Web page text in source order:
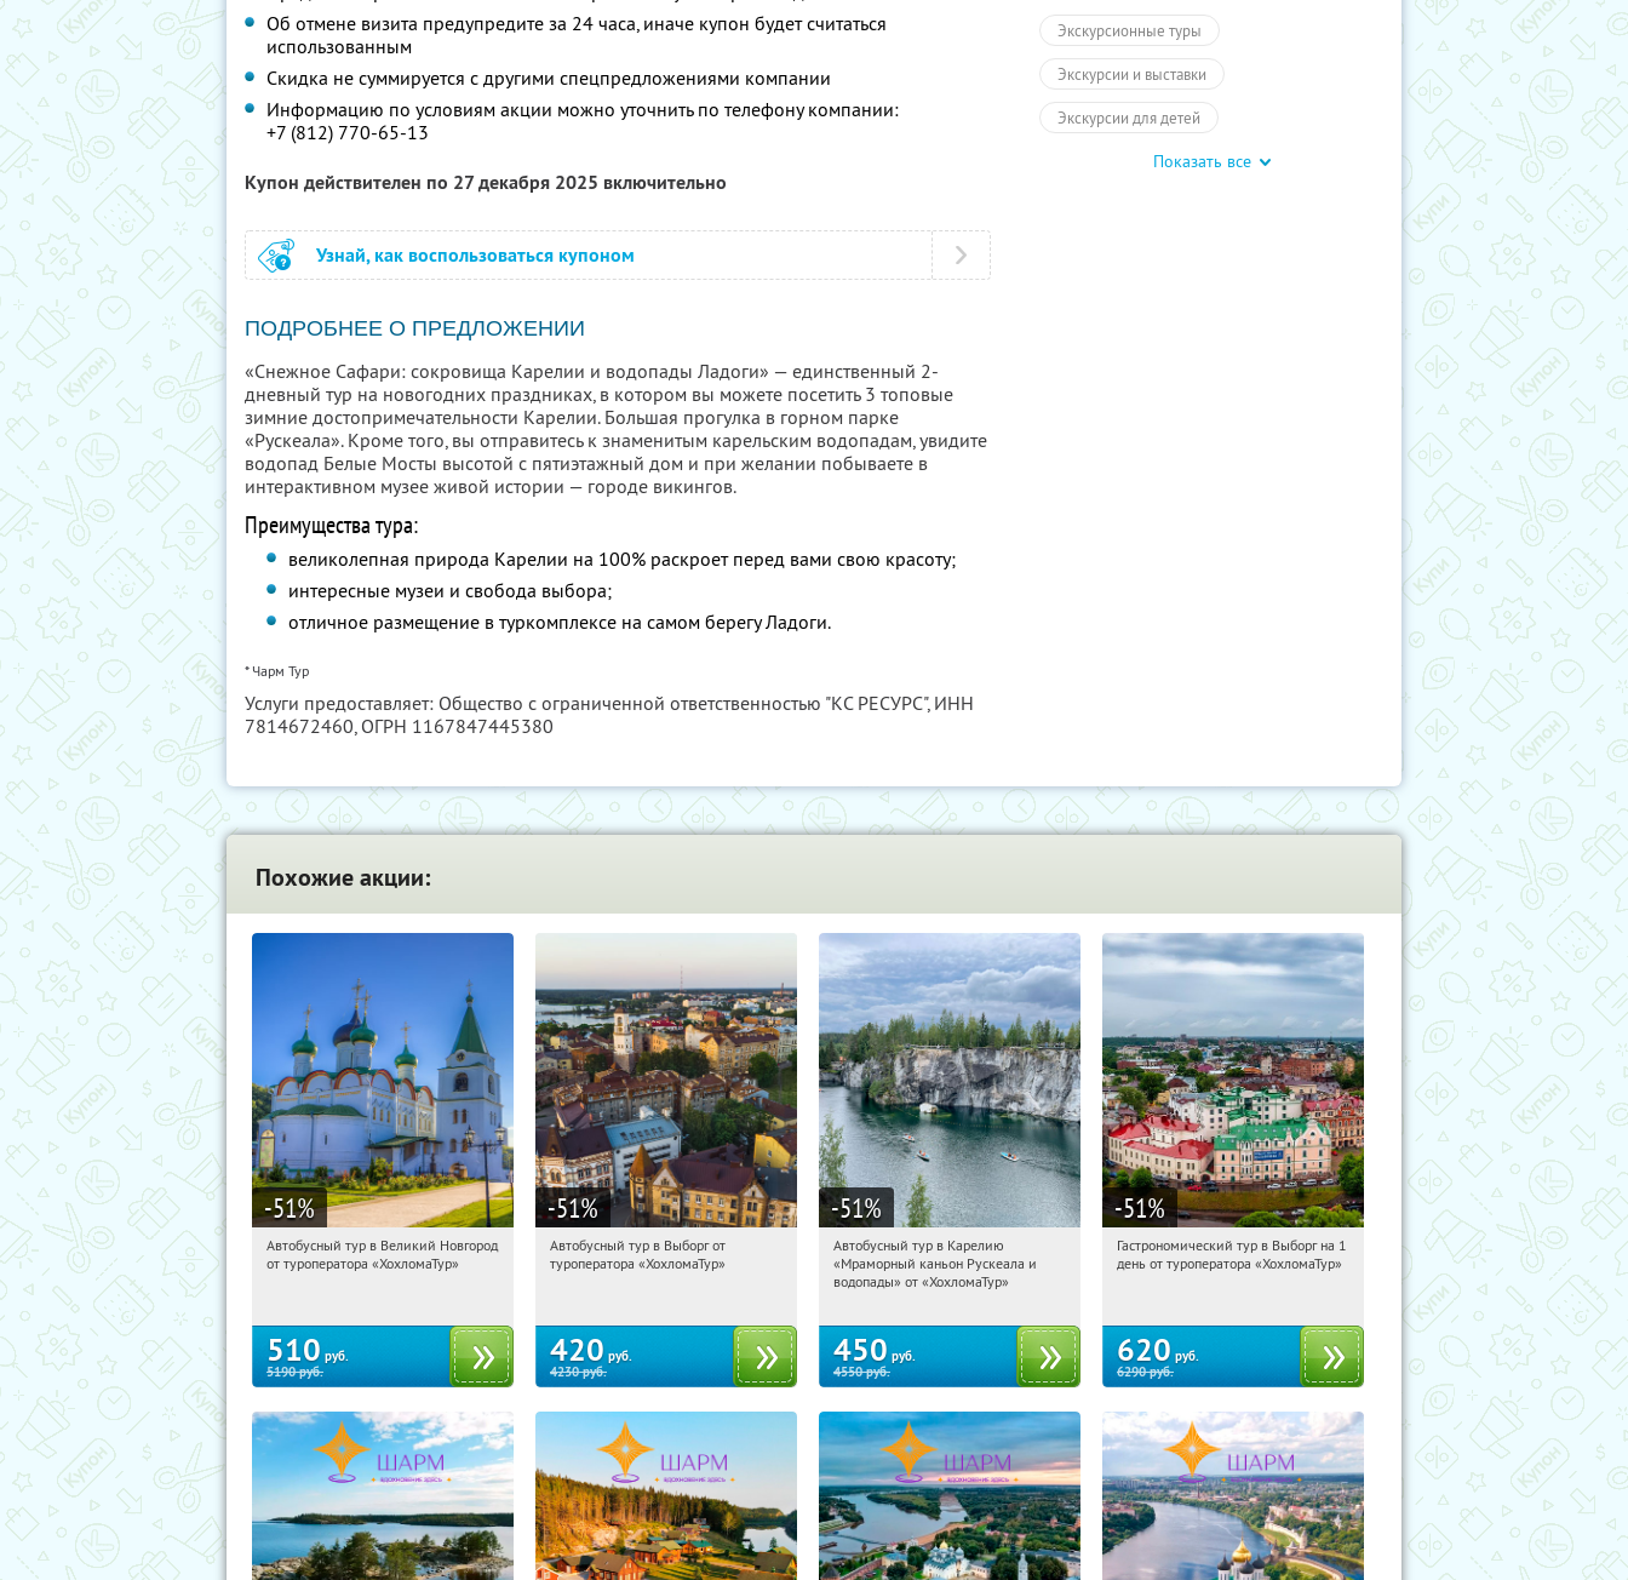
Об отмене визита предупредите за 24 часа, иначе купон будет считаться
использованным
Скидка не суммируется с другими спецпредложениями компании
Информацию по условиям акции можно уточнить по телефону компании:
+7 (812) 770-65-13
Купон действителен по 27 декабря 2025 включительно
Узнай, как воспользоваться купоном
ПОДРОБНЕЕ О ПРЕДЛОЖЕНИИ
«Снежное Сафари: сокровища Карелии и водопады Ладоги» — единственный 2-
дневный тур на новогодних праздниках, в котором вы можете посетить 3 топовые
зимние достопримечательности Карелии. Большая прогулка в горном парке
«Рускеала». Кроме того, вы отправитесь к знаменитым карельским водопадам, увидите
водопад Белые Мосты высотой с пятиэтажный дом и при желании побываете в
интерактивном музее живой истории — городе викингов.
Преимущества тура:
великолепная природа Карелии на 100% раскроет перед вами свою красоту;
интересные музеи и свобода выбора;
отличное размещение в туркомплексе на самом берегу Ладоги.
* Чарм Тур
Услуги предоставляет: Общество с ограниченной ответственностью "КС РЕСУРС", ИНН
7814672460, ОГРН 1167847445380
Экскурсионные туры
Экскурсии и выставки
Экскурсии для детей
Автобусные экскурсии
Показать все
Похожие акции:
-51%
06:36:18 Купили:2
Автобусный тур в Великий Новгород
от туроператора «ХохломаТур»
510 руб.
5190руб.
-51%
06:36:18 Купили:
Автобусный тур в Выборг от
туроператора «ХохломаТур»
420 руб.
4230руб.
-51%
06:36:18 Купили:
Сенная площадь
Автобусный тур в Карелию
«Мраморный каньон Рускеала и
водопады» от «ХохломаТур»
450 руб.
4550руб.
-51%
06:36:18 Купили:5
Гастрономический тур в Выборг на 1
день от туроператора «ХохломаТур»
620 руб.
6290руб.